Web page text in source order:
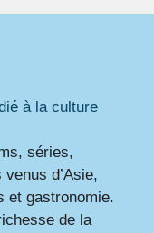
à la culture
séries,
d’Asie,
et gastronomie.
de la